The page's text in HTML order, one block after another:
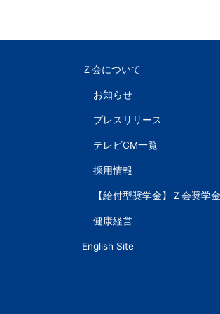
Ｚ会について
お知らせ
プレスリリース
テレビCM一覧
採用情報
【給付型奨学金】Ｚ会奨学金
健康経営
English Site